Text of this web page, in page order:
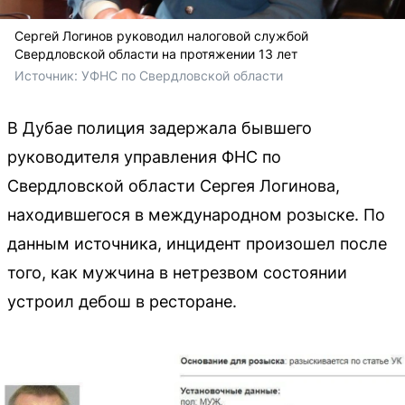
Сергей Логинов руководил налоговой службой
Свердловской области на протяжении 13 лет
Источник: УФНС по Свердловской области
В Дубае полиция задержала бывшего
руководителя управления ФНС по
Свердловской области Сергея Логинова,
находившегося в международном розыске. По
данным источника, инцидент произошел после
того, как мужчина в нетрезвом состоянии
устроил дебош в ресторане.